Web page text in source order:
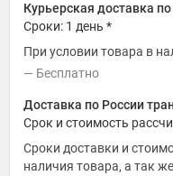
Курьерская доставка
Сроки: 1 день *
При условии товара в
Бесплатно
Доставка по России
Срок и стоимость
Сроки доставки и
наличия товара, а так